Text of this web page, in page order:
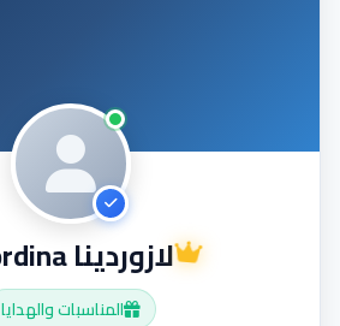
حمّل التطبيق
تواصل معنا لازوردينا Lazordina
المناسبات والهدايا